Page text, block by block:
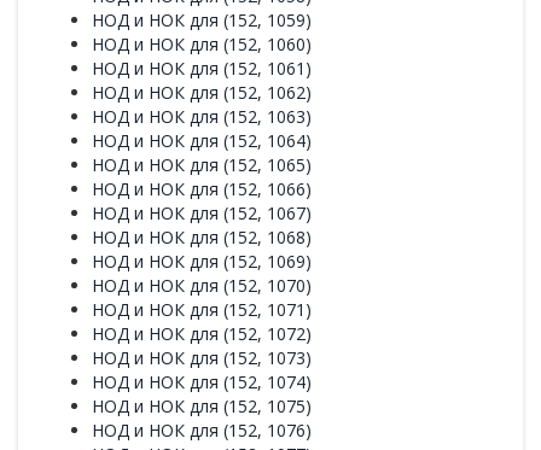
НОД и НОК для (152, 1059)
НОД и НОК для (152, 1060)
НОД и НОК для (152, 1061)
НОД и НОК для (152, 1062)
НОД и НОК для (152, 1063)
НОД и НОК для (152, 1064)
НОД и НОК для (152, 1065)
НОД и НОК для (152, 1066)
НОД и НОК для (152, 1067)
НОД и НОК для (152, 1068)
НОД и НОК для (152, 1069)
НОД и НОК для (152, 1070)
НОД и НОК для (152, 1071)
НОД и НОК для (152, 1072)
НОД и НОК для (152, 1073)
НОД и НОК для (152, 1074)
НОД и НОК для (152, 1075)
НОД и НОК для (152, 1076)